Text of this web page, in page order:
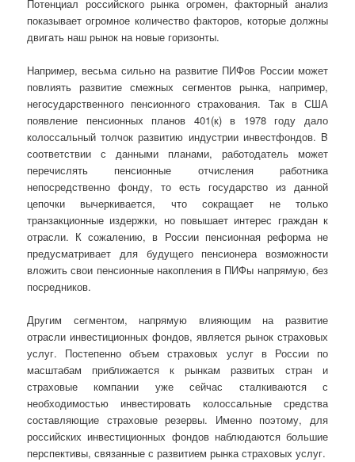
Потенциал российского рынка огромен, факторный анализ
показывает огромное количество факторов, которые должны
двигать наш рынок на новые горизонты.
Например, весьма сильно на развитие ПИФов России может
повлиять развитие смежных сегментов рынка, например,
негосударственного пенсионного страхования. Так в США
появление пенсионных планов 401(к) в 1978 году дало
колоссальный толчок развитию индустрии инвестфондов. B
соответствии с данными планами, работодатель может
перечислять пенсионные отчисления работника
непосредственно фонду, то есть государство из данной
цепочки вычеркивается, что сокращает не только
транзакционные издержки, но повышает интерес граждан к
отрасли. К сожалению, в России пенсионная реформа не
предусматривает для будущего пенсионера возможности
вложить свои пенсионные накопления в ПИФы напрямую, без
посредников.
Другим сегментом, напрямую влияющим на развитие
отрасли инвестиционных фондов, является рынок страховых
услуг. Постепенно объем страховых услуг в России по
масштабам приближается к рынкам развитых стран и
страховые компании уже сейчас сталкиваются с
необходимостью инвестировать колоссальные средства
составляющие страховые резервы. Именно поэтому, для
российских инвестиционных фондов наблюдаются большие
перспективы, связанные с развитием рынка страховых услуг.